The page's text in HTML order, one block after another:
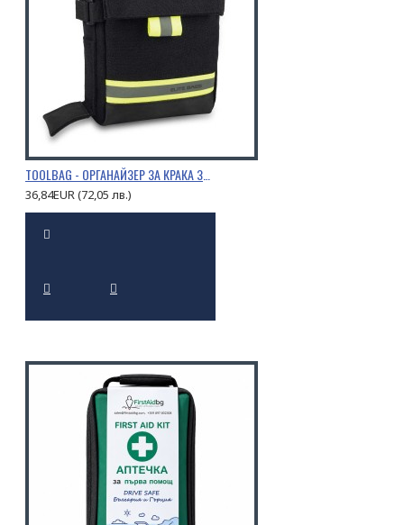
TOOLBAG - ОРГАНАЙЗЕР ЗА КРАКА ЗА СПАСИТЕЛНИ ИНСТРУМЕНТИ
36,84EUR (72,05 лв.)